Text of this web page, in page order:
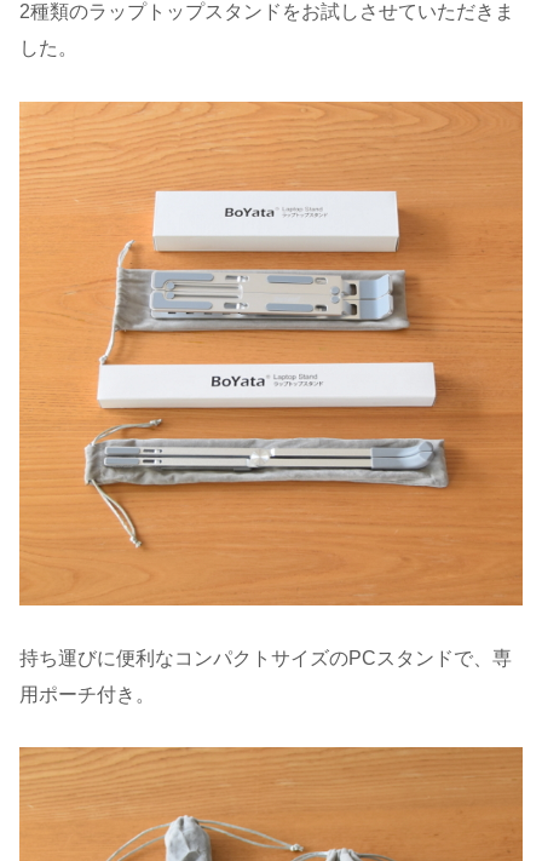
2種類のラップトップスタンドをお試しさせていただきま
した。
持ち運びに便利なコンパクトサイズのPCスタンドで、専
用ポーチ付き。